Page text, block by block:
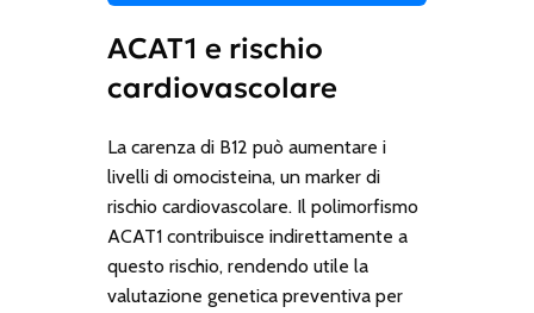
ACAT1 e rischio
cardiovascolare
La carenza di B12 può aumentare i
livelli di omocisteina, un marker di
rischio cardiovascolare. Il polimorfismo
ACAT1 contribuisce indirettamente a
questo rischio, rendendo utile la
valutazione genetica preventiva per